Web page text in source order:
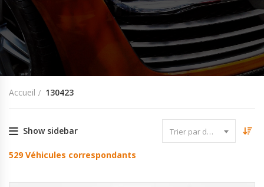
Accueil 130423
Show sidebar Trier par date
529 Véhicules correspondants